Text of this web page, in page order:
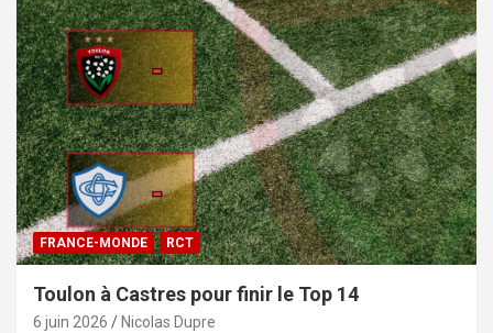
FRANCE-MONDE RCT
Toulon à Castres pour finir le Top 14
6 juin 2026 Nicolas Dupre